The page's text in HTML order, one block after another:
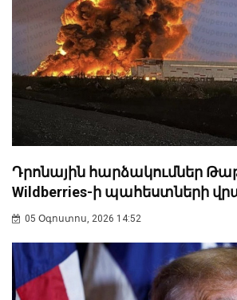
Դրոնային հարձակումներ
Wildberries-ի պահեստների
05 Օգոստոս, 2026 14:52